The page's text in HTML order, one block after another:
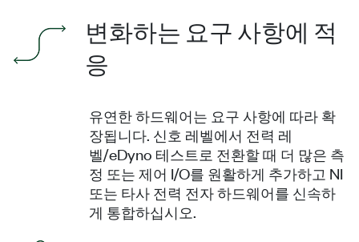
변화하는 요구 사항에 적
응
유연한 하드웨어는 요구 사항에 따라 확
장됩니다. 신호 레벨에서 전력 레
벨/eDyno 테스트로 전환할 때 더 많은 측
정 또는 제어 I/O를 원활하게 추가하고 NI
또는 타사 전력 전자 하드웨어를 신속하
게 통합하십시오.